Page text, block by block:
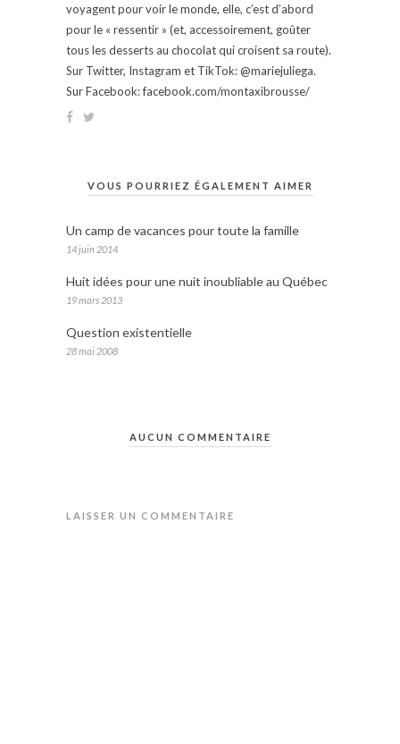
voyagent pour voir le monde, elle, c’est d’abord
pour le « ressentir » (et, accessoirement, goûter
tous les desserts au chocolat qui croisent sa route).
Sur Twitter, Instagram et TikTok: @mariejuliega.
Sur Facebook: facebook.com/montaxibrousse/
VOUS POURRIEZ ÉGALEMENT AIMER
Un camp de vacances pour toute la famille
14 juin 2014
Huit idées pour une nuit inoubliable au Québec
19 mars 2013
Question existentielle
28 mai 2008
AUCUN COMMENTAIRE
LAISSER UN COMMENTAIRE